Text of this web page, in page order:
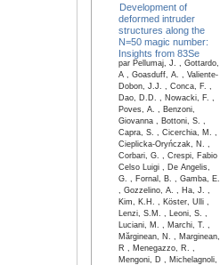
Development of
deformed intruder
structures along the
N=50 magic number:
Insights from 83Se
par Pellumaj, J. , Gottardo,
A , Goasduff, A. , Valiente-
Dobon, J.J. , Conca, F. ,
Dao, D.D. , Nowacki, F. ,
Poves, A. , Benzoni,
Giovanna , Bottoni, S. ,
Capra, S. , Cicerchia, M. ,
Cieplicka-Oryńczak, N. ,
Corbari, G. , Crespi, Fabio
Celso Luigi , De Angelis,
G. , Fornal, B. , Gamba, E.
, Gozzelino, A. , Ha, J. ,
Kim, K.H. , Köster, Ulli ,
Lenzi, S.M. , Leoni, S. ,
Luciani, M. , Marchi, T. ,
Mărginean, N. , Marginean,
R , Menegazzo, R. ,
Mengoni, D , Michelagnoli,